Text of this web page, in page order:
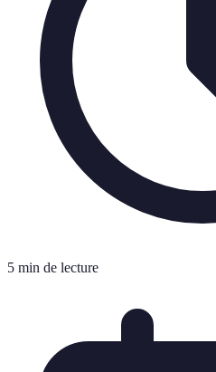
5 min de lecture